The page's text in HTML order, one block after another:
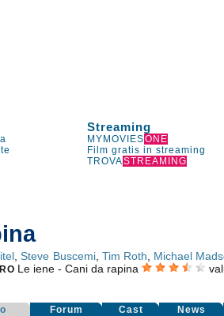
Streaming
MYMOVIESONE
Film gratis in streaming
TROVASTREAMING
,Steve Buscemi, Tim Roth Michael
RO Le iene - Cani da rapina
Forum Cast News